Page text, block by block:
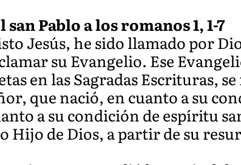
Pablo a los romanos 1, 1-7
Jesús, he sido llamado por
su Evangelio. Ese
en las Sagradas Escrituras,
que nació, en cuanto a su
a su condición de espíritu
Hijo de Dios, a partir de su